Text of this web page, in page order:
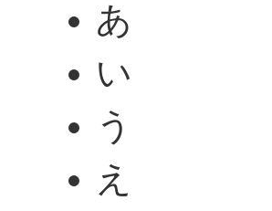
あ
い
う
え